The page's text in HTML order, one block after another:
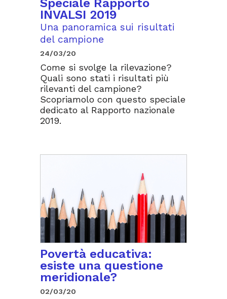
Speciale Rapporto
INVALSI 2019
Una panoramica sui risultati
del campione
24/03/20
Come si svolge la rilevazione?
Quali sono stati i risultati più
rilevanti del campione?
Scopriamolo con questo speciale
dedicato al Rapporto nazionale
2019.
Povertà educativa:
esiste una questione
meridionale?
02/03/20